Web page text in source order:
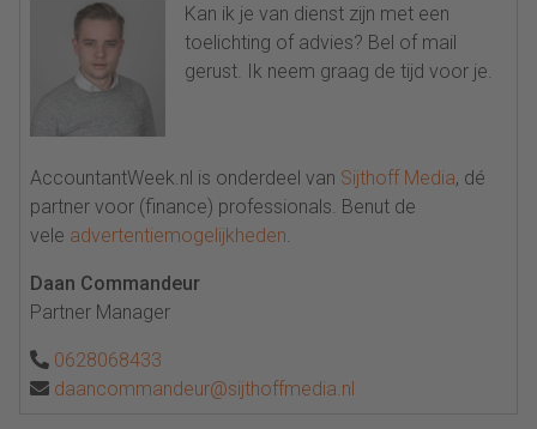
Kan ik je van dienst zijn met een
toelichting of advies? Bel of mail
gerust. Ik neem graag de tijd voor je.
AccountantWeek.nl is onderdeel van Sijthoff Media, dé
partner voor (finance) professionals. Benut de
vele advertentiemogelijkheden
Daan Commandeur
Partner Manager
0628068433
daancommandeur@sijthoffmedia.nl